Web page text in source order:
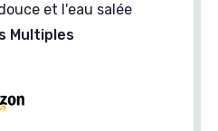
et l'eau salée
Multiples